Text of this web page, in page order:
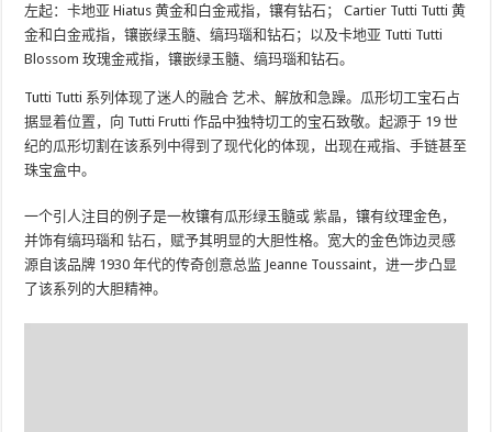
左起：卡地亚 Hiatus 黄金和白金戒指，镶有钻石； Cartier Tutti Tutti 黄
金和白金戒指，镶嵌绿玉髓、缟玛瑙和钻石；以及卡地亚 Tutti Tutti
Blossom 玫瑰金戒指，镶嵌绿玉髓、缟玛瑙和钻石。
Tutti Tutti 系列体现了迷人的融合艺术、解放和急躁。瓜形切工宝石占
据显着位置，向 Tutti Frutti 作品中独特切工的宝石致敬。起源于 19 世
纪的瓜形切割在该系列中得到了现代化的体现，出现在戒指、手链甚至
珠宝盒中。
一个引人注目的例子是一枚镶有瓜形绿玉髓或紫晶 ，镶有纹理金色，
并饰有缟玛瑙和钻石，赋予其明显的大胆性格。宽大的金色饰边灵感
源自该品牌 1930 年代的传奇创意总监 Jeanne Toussaint，进一步凸显
了该系列的大胆精神。